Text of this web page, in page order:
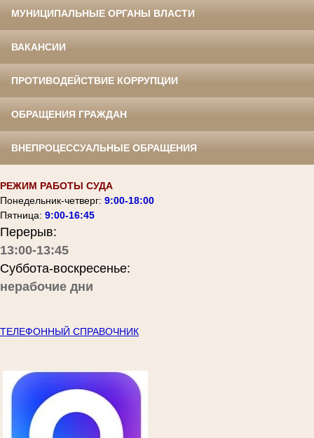
МУНИЦИПАЛЬНЫЕ ОРГАНЫ ВЛАСТИ
ВАКАНСИИ
ПРОТИВОДЕЙСТВИЕ КОРРУПЦИИ
ОБРАЩЕНИЯ ГРАЖДАН
ВНЕПРОЦЕССУАЛЬНЫЕ ОБРАЩЕНИЯ
РЕЖИМ РАБОТЫ СУДА
Понедельник-четверг: 9:00-18:00
Пятница: 9:00-16:45
Перерыв:
13:00-13:45
Суббота-воскресенье:
нерабочие дни
ТЕЛЕФОННЫЙ СПРАВОЧНИК